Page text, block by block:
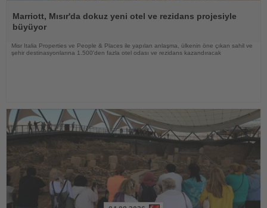
Oku
Marriott, Mısır'da dokuz yeni otel ve rezidans projesiyle
büyüyor
Misr Italia Properties ve People & Places ile yapılan anlaşma, ülkenin öne çıkan sahil ve
şehir destinasyonlarına 1.500'den fazla otel odası ve rezidans kazandıracak